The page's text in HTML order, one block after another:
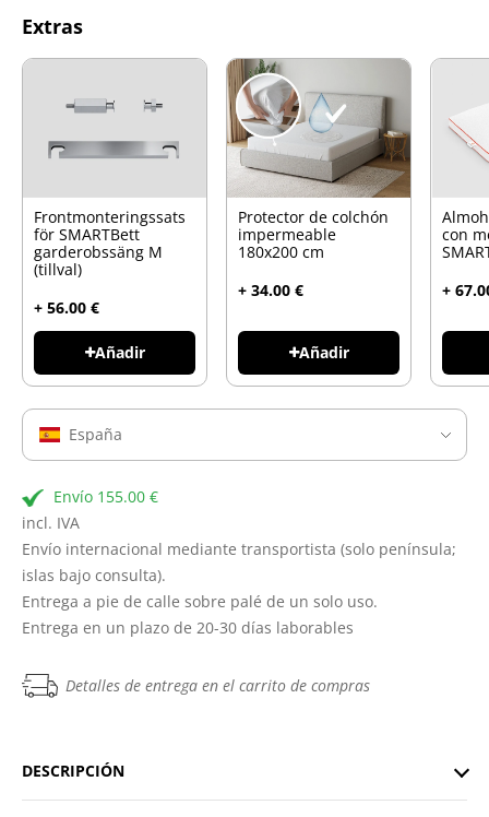
Extras
Frontmonteringssats
för SMARTBett
garderobssäng M
(tillval)
+ 56.00 €
Añadir
Protector de colchón
impermeable
180x200 cm
+ 34.00 €
Añadir
con
+
España
Envío 155.00 €
incl. IVA
Envío internacional mediante transportista (solo península;
islas bajo consulta).
Entrega a pie de calle sobre palé de un solo uso.
Entrega en un plazo de 20-30 días laborables
Detalles de entrega en el carrito de compras
DESCRIPCIÓN